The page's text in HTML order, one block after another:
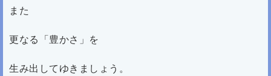
また
更なる「豊かさ」を
生み出してゆきましょう。